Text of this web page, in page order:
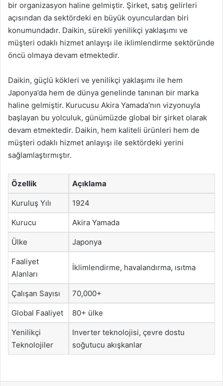
bir organizasyon haline gelmiştir. Şirket, satış gelirleri
açısından da sektördeki en büyük oyunculardan biri
konumundadır. Daikin, sürekli yenilikçi yaklaşımı ve
müşteri odaklı hizmet anlayışı ile iklimlendirme sektöründe
öncü olmaya devam etmektedir.
Daikin, güçlü kökleri ve yenilikçi yaklaşımı ile hem
Japonya’da hem de dünya genelinde tanınan bir marka
haline gelmiştir. Kurucusu Akira Yamada’nın vizyonuyla
başlayan bu yolculuk, günümüzde global bir şirket olarak
devam etmektedir. Daikin, hem kaliteli ürünleri hem de
müşteri odaklı hizmet anlayışı ile sektördeki yerini
sağlamlaştırmıştır.
Özellik Açıklama
Kuruluş Yılı 1924
Kurucu Akira Yamada
Ülke Japonya
Faaliyet
Alanları
İklimlendirme, havalandırma, ısıtma
Çalışan Sayısı 70,000+
Global Faaliyet 80+ ülke
Yenilikçi
Teknolojiler
Inverter teknolojisi, çevre dostu
soğutucu akışkanlar